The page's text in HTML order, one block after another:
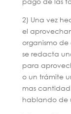
2) Una vez
el
organismo
se redacta
para
o un trámite
mas
hablando de